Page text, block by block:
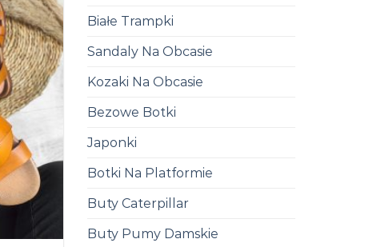
Białe Trampki
Sandaly Na Obcasie
Kozaki Na Obcasie
Bezowe Botki
Japonki
Botki Na Platformie
Buty Caterpillar
Buty Pumy Damskie